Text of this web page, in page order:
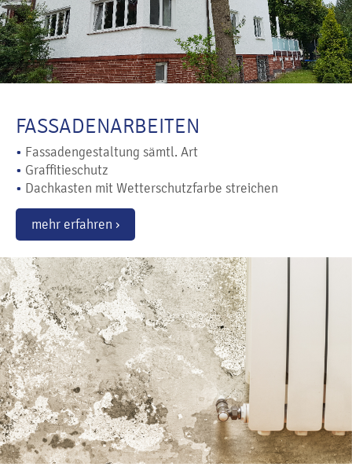
FASSADENARBEITEN
• Fassadengestaltung sämtl. Art
• Graffitieschutz
• Dachkasten mit Wetterschutzfarbe streichen
mehr erfahren ›